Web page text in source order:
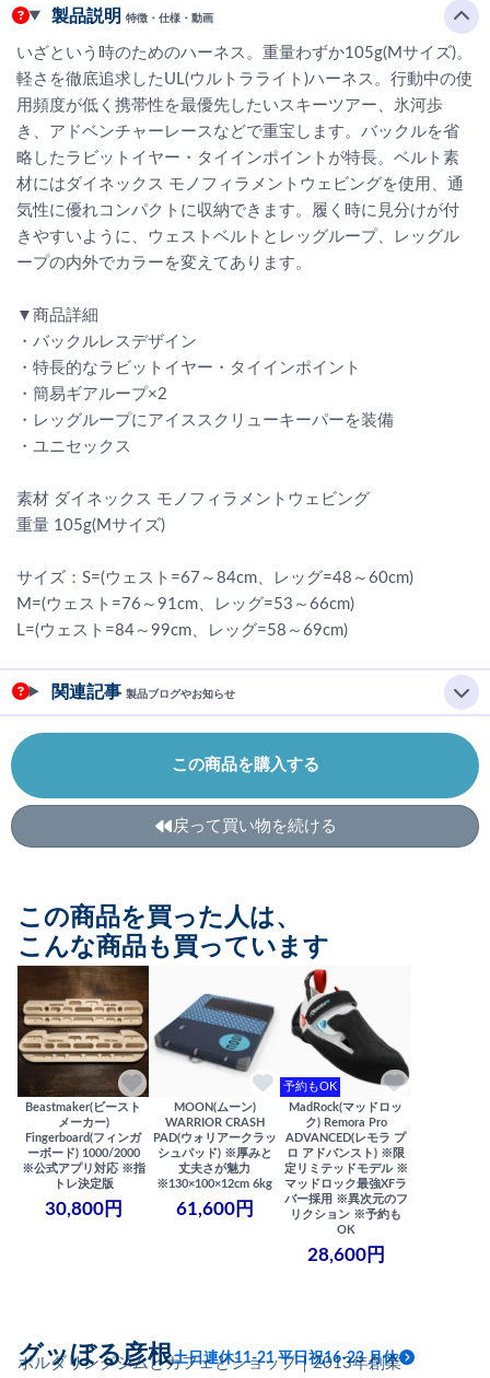
製品説明 特徴・仕様・動画
いざという時のためのハーネス。重量わずか105g(Mサイズ)。
軽さを徹底追求したUL(ウルトラライト)ハーネス。行動中の使
用頻度が低く携帯性を最優先したいスキーツアー、氷河歩
き、アドベンチャーレースなどで重宝します。バックルを省
略したラビットイヤー・タイインポイントが特長。ベルト素
材にはダイネックス モノフィラメントウェビングを使用、通
気性に優れコンパクトに収納できます。履く時に見分けが付
きやすいように、ウェストベルトとレッグループ、レッグル
ープの内外でカラーを変えてあります。
▼商品詳細
・バックルレスデザイン
・特長的なラビットイヤー・タイインポイント
・簡易ギアループ×2
・レッグループにアイススクリューキーパーを装備
・ユニセックス
素材 ダイネックス モノフィラメントウェビング
重量 105g(Mサイズ)
サイズ：S=(ウェスト=67～84cm、レッグ=48～60cm)
M=(ウェスト=76～91cm、レッグ=53～66cm)
L=(ウェスト=84～99cm、レッグ=58～69cm)
関連記事 製品ブログやお知らせ
この商品を購入する
戻って買い物を続ける
この商品を買った人は、
こんな商品も買っています
Beastmaker(ビースト
メーカー)
Fingerboard(フィンガ
ーボード) 1000/2000
※公式アプリ対応 ※指
トレ決定版
30,800円
MOON(ムーン)
WARRIOR CRASH
PAD(ウォリアークラッ
シュパッド) ※厚みと
丈夫さが魅力
※130×100×12cm 6kg
61,600円
予約もOK
MadRock(マッドロッ
ク) Remora Pro
ADVANCED(レモラ プ
ロ アドバンスト) ※限
定リミテッドモデル ※
マッドロック最強XFラ
バー採用 ※異次元のフ
リクション ※予約も
OK
28,600円
ボルダリングジムとカフェとショップ｜2013年創業
グッぼる彦根土日連休11-21 平日祝16-23 月休